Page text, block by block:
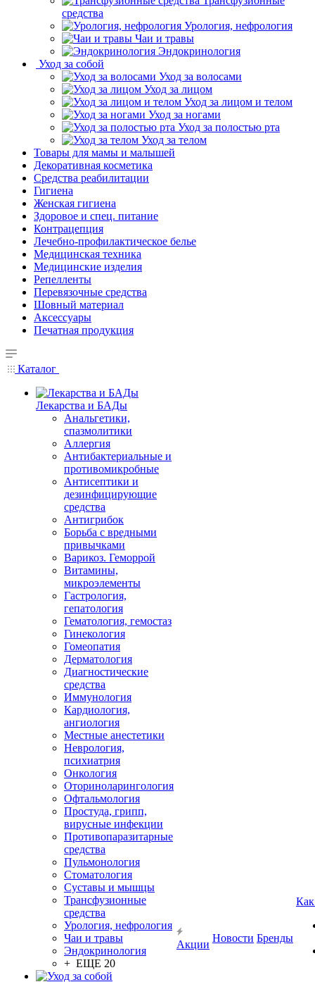
средства
Урология, нефрология
Чаи и травы
Эндокринология
Уход за собой
Уход за волосами
Уход за лицом
Уход за лицом и телом
Уход за ногами
Уход за полостью рта
Уход за телом
Товары для мамы и малышей
Декоративная косметика
Средства реабилитации
Гигиена
Женская гигиена
Здоровое и спец. питание
Контрацепция
Лечебно-профилактическое белье
Медицинская техника
Медицинские изделия
Репелленты
Перевязочные средства
Шовный материал
Аксессуары
Печатная продукция
Каталог
Лекарства и БАДы
Анальгетики,
спазмолитики
Аллергия
Антибактериальные и
противомикробные
Антисептики и
дезинфицирующие
средства
Антигрибок
Борьба с вредными
привычками
Варикоз. Геморрой
Витамины,
микроэлементы
Гастрология,
гепатология
Гематология, гемостаз
Гинекология
Гомеопатия
Дерматология
Диагностические
средства
Иммунология
Кардиология,
ангиология
Местные анестетики
Неврология,
психиатрия
Онкология
Оториноларингология
Офтальмология
Простуда, грипп,
вирусные инфекции
Противопаразитарные
средства
Пульмонология
Стоматология
Суставы и мышцы
Трансфузионные
средства
Урология, нефрология
Чаи и травы
Эндокринология
+ ЕЩЕ 20
Акции
Новости Бренды